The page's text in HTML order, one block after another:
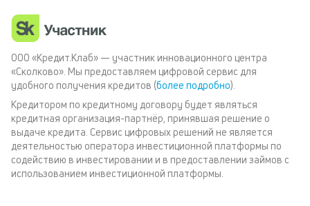
ООО «Кредит.Клаб» — участник инновационного центра
«Сколково». Мы предоставляем цифровой сервис для
удобного получения кредитов (более подробно).
Кредитором по кредитному договору будет являться
кредитная организация-партнёр, принявшая решение о
выдаче кредита. Сервис цифровых решений не является
деятельностью оператора инвестиционной платформы по
содействию в инвестировании и в предоставлении займов с
использованием инвестиционной платформы.